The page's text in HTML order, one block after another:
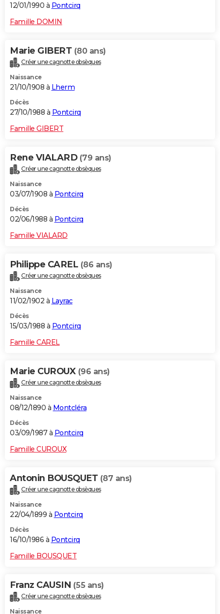
12/01/1990 à Pontcirq
Famille DOMIN
Marie GIBERT (80 ans)
Créer une cagnotte obsèques
Naissance
21/10/1908 à Lherm
Décès
27/10/1988 à Pontcirq
Famille GIBERT
Rene VIALARD (79 ans)
Créer une cagnotte obsèques
Naissance
03/07/1908 à Pontcirq
Décès
02/06/1988 à Pontcirq
Famille VIALARD
Philippe CAREL (86 ans)
Créer une cagnotte obsèques
Naissance
11/02/1902 à Layrac
Décès
15/03/1988 à Pontcirq
Famille CAREL
Marie CUROUX (96 ans)
Créer une cagnotte obsèques
Naissance
08/12/1890 à Montcléra
Décès
03/09/1987 à Pontcirq
Famille CUROUX
Antonin BOUSQUET (87 ans)
Créer une cagnotte obsèques
Naissance
22/04/1899 à Pontcirq
Décès
16/10/1986 à Pontcirq
Famille BOUSQUET
Franz CAUSIN (55 ans)
Créer une cagnotte obsèques
Naissance